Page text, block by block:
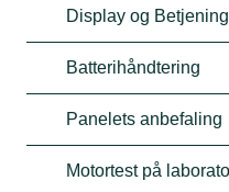
Display og Betjening
Batterihåndtering
Panelets anbefaling
Motortest på